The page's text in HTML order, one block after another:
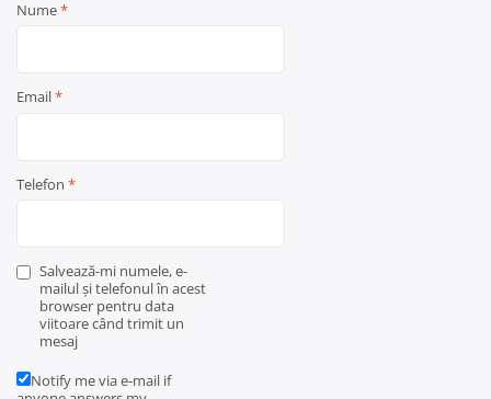
Nume*
Email*
Telefon *
Salvează-mi numele, e-
mailul și telefonul în acest
browser pentru data
viitoare când trimit un
mesaj
Notify me via e-mail if